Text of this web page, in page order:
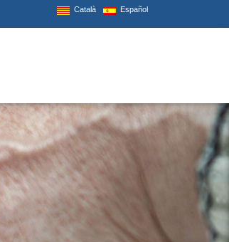
Català Español